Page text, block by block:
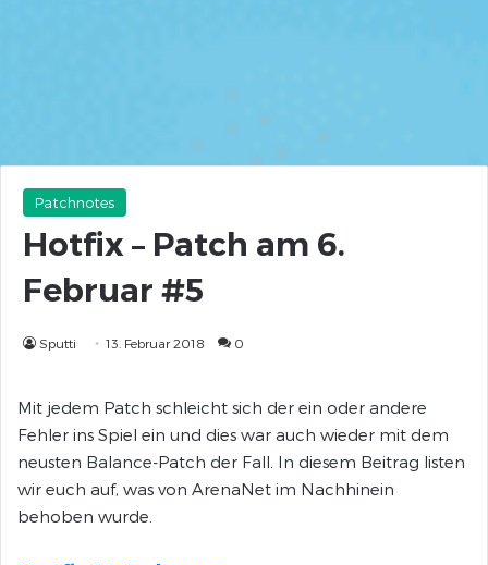
Patchnotes
Hotfix – Patch am 6.
Februar #5
Sputti 13. Februar 2018 0
Mit jedem Patch schleicht sich der ein oder andere
Fehler ins Spiel ein und dies war auch wieder mit dem
neusten Balance-Patch der Fall. In diesem Beitrag listen
wir euch auf, was von ArenaNet im Nachhinein
behoben wurde.